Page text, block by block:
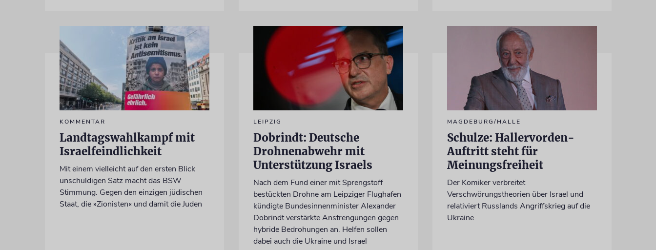
KOMMENTAR
Landtagswahlkampf mit
Israelfeindlichkeit
Mit einem vielleicht auf den ersten Blick
unschuldigen Satz macht das BSW
Stimmung. Gegen den einzigen jüdischen
Staat, die »Zionisten« und damit die Juden
LEIPZIG
Dobrindt: Deutsche
Drohnenabwehr mit
Unterstützung Israels
Nach dem Fund einer mit Sprengstoff
bestückten Drohne am Leipziger Flughafen
kündigte Bundesinnenminister Alexander
Dobrindt verstärkte Anstrengungen gegen
hybride Bedrohungen an. Helfen sollen
dabei auch die Ukraine und Israel
MAGDEBURG/HALLE
Schulze: Hallervorden-
Auftritt steht für
Meinungsfreiheit
Der Komiker verbreitet
Verschwörungstheorien über Israel und
relativiert Russlands Angriffskrieg auf die
Ukraine